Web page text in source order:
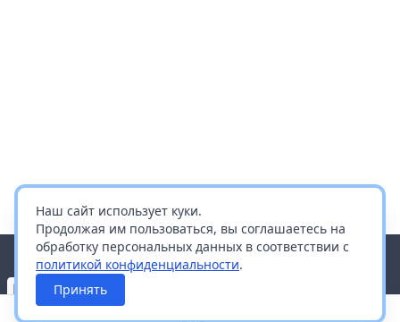
Наш сайт использует куки.
Продолжая им пользоваться, вы соглашаетесь на
обработку персональных данных в соответствии с
политикой конфиденциальности.
Принять